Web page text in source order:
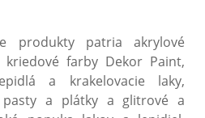
produkty patria akrylové
farby Dekor Paint,
a krakelovacie laky,
pasty a plátky a glitrové a